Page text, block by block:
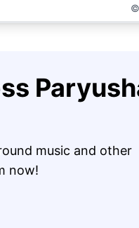
©
music and other
now!